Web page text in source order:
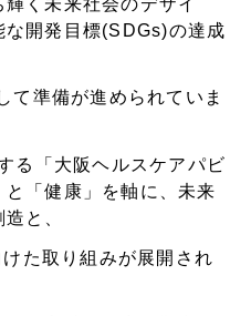
な開発目標(SDGs)の達成
準備が進められていま
る「大阪ヘルスケアパビ
「健康」を軸に、未来
と、
た取り組みが展開され